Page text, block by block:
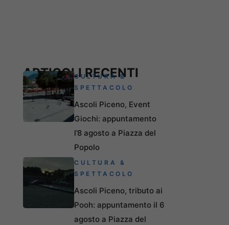
ARTICOLI RECENTI
CULTURA &
SPETTACOLO
Ascoli Piceno, Event
Giochi: appuntamento
l’8 agosto a Piazza del
Popolo
CULTURA &
SPETTACOLO
Ascoli Piceno, tributo ai
Pooh: appuntamento il 6
agosto a Piazza del